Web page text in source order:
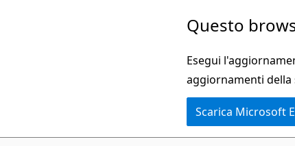
Questo
Esegui
aggiornamenti della
Scarica Microsoft